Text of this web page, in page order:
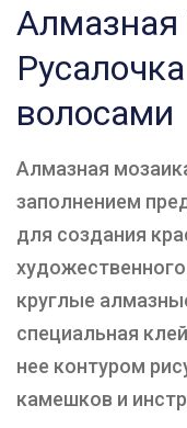
Алмазная
волосами
Алмазная
заполнением
для создания
круглые
специальная
нее контуром
камешков и